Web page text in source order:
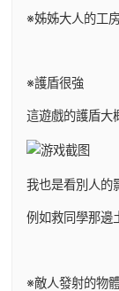
※姊姊大人的工
※護盾很強
這遊戲的護盾大
我也是看別人的
例如救同學那邊
※敵人發射的物